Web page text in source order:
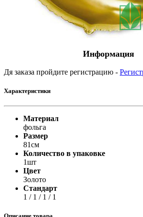
Информация
Дя заказа пройдите регистрацию -
Характеристики
Материал
фольга
Размер
81см
Количество в упаковке
1шт
Цвет
Золото
Стандарт
1 / 1 / 1 / 1